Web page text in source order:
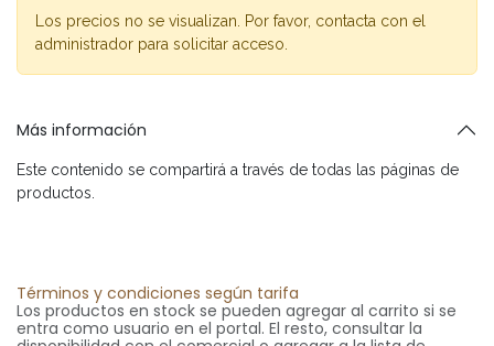
Los precios no se visualizan. Por favor, contacta con el
administrador para solicitar acceso.
Más información
Este contenido se compartirá a través de todas las páginas de
productos.
Términos y condiciones según tarifa
Los productos en stock se pueden agregar al carrito si se
entra como usuario en el portal. El resto, consultar la